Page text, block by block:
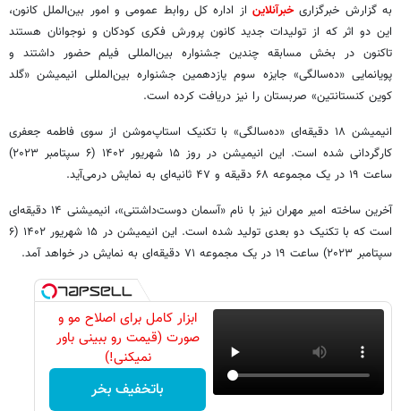
به گزارش خبرگزاریخبرآنلاین از اداره کل روابط عمومی و امور بین‌الملل کانون،
این دو اثر که از تولیدات جدید کانون پرورش فکری کودکان و نوجوانان هستند
تاکنون در بخش مسابقه چندین جشنواره بین‌المللی فیلم حضور داشتند و
پویانمایی «ده‌سالگی» جایزه سوم یازدهمین جشنواره بین‌المللی انیمیشن «گلد
کوین کنستانتین» صربستان را نیز دریافت کرده است.
انیمیشن ۱۸ دقیقه‌ای «ده‌سالگی» با تکنیک استاپ‌موشن از سوی فاطمه جعفری
کارگردانی شده است. این انیمیشن در روز ۱۵ شهریور ۱۴۰۲ (۶ سپتامبر ۲۰۲۳)
ساعت ۱۹ در یک مجموعه ۶۸ دقیقه و ۴۷ ثانیه‌ای به نمایش درمی‌آید.
آخرین ساخته امیر مهران نیز با نام «آسمان دوست‌داشتنی»، انیمیشنی ۱۴ دقیقه‌ای
است که با تکنیک دو بعدی تولید شده است. این انیمیشن در ۱۵ شهریور ۱۴۰۲ (۶
سپتامبر ۲۰۲۳) ساعت ۱۹ در یک مجموعه ۷۱ دقیقه‌ای به نمایش در خواهد آمد.
ابزار کامل برای اصلاح مو و
صورت (قیمت رو ببینی باور
نمیکنی!)
باتخفیف بخر